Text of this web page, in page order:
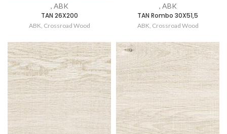
, ABK
TAN 26X200
ABK, Crossroad Wood
, ABK
TAN Rombo 30X51,5
ABK, Crossroad Wood